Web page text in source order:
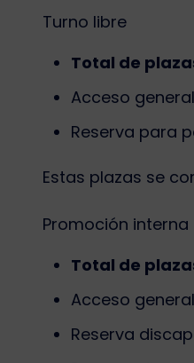
Turno libre
Total de
Acceso
Reserva para
Estas plazas se
Promoción interna
Total de
Acceso
Reserva